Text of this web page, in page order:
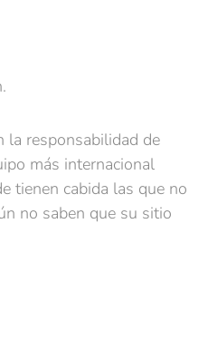
la responsabilidad de
más internacional
tienen cabida las que no
no saben que su sitio